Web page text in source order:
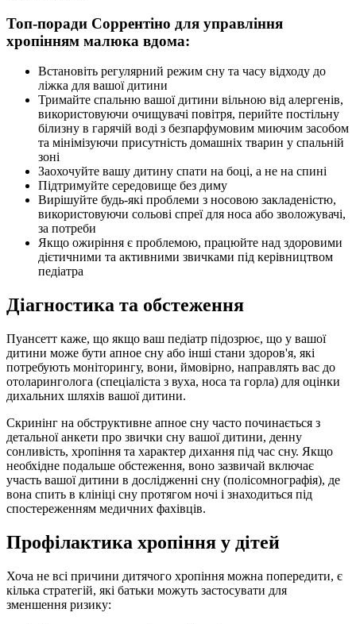
Топ-поради Соррентіно для управління
хропінням малюка вдома:
Встановіть регулярний режим сну та часу відходу до
ліжка для вашої дитини
Тримайте спальню вашої дитини вільною від алергенів,
використовуючи очищувачі повітря, перийте постільну
білизну в гарячій воді з безпарфумовим миючим засобом
та мінімізуючи присутність домашніх тварин у спальній
зоні
Заохочуйте вашу дитину спати на боці, а не на спині
Підтримуйте середовище без диму
Вирішуйте будь-які проблеми з носовою закладеністю,
використовуючи сольові спреї для носа або зволожувачі,
за потреби
Якщо ожиріння є проблемою, працюйте над здоровими
дієтичними та активними звичками під керівництвом
педіатра
Діагностика та обстеження
Пуансетт каже, що якщо ваш педіатр підозрює, що у вашої
дитини може бути апное сну або інші стани здоров'я, які
потребують моніторингу, вони, ймовірно, направлять вас до
отоларинголога (спеціаліста з вуха, носа та горла) для оцінки
дихальних шляхів вашої дитини.
Скринінг на обструктивне апное сну часто починається з
детальної анкети про звички сну вашої дитини, денну
сонливість, хропіння та характер дихання під час сну. Якщо
необхідне подальше обстеження, воно зазвичай включає
участь вашої дитини в дослідженні сну (полісомнографія), де
вона спить в клініці сну протягом ночі і знаходиться під
спостереженням медичних фахівців.
Профілактика хропіння у дітей
Хоча не всі причини дитячого хропіння можна попередити, є
кілька стратегій, які батьки можуть застосувати для
зменшення ризику: